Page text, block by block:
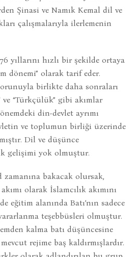
Şinasi ve Namık Kemal dil ve
çalışmalarıyla ilerlemenin
yıllarını hızlı bir şekilde ortaya
dönemi” olarak tarif eder.
birlikte daha sonraları
ve “Türkçülük” gibi akımlar
din-devlet ayrımı
ve toplumun birliği üzerinde
Dil ve düşünce
gelişimi yok olmuştur.
bakacak olursak,
olarak İslamcılık akımını
eğitim alanında Batı’nın sadece
teşebbüsleri olmuştur.
kalma batı düşüncesine
rejime baş kaldırmışlardır.